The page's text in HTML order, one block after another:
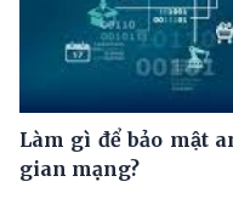
Làm gì để bảo mật
gian mạng?